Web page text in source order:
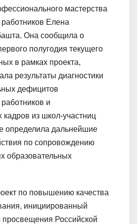
мастерства
работников Елена
Она сообщила о
полугодия текущего
в рамках проекта,
результаты диагностики
дефицитов
работников и
кадров из школ-участниц
определила дальнейшие
по сопровождению
образовательных
по повышению качества
инициированный
просвещения Российской